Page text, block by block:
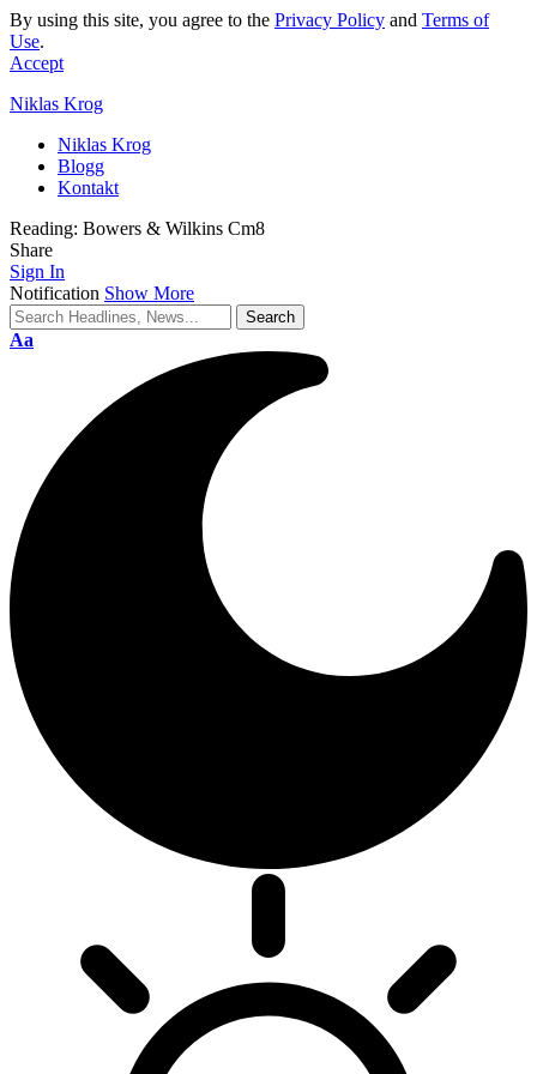
By using this site, you agree to the Privacy Policy and Terms of
Use.
Accept
Niklas Krog
Niklas Krog
Blogg
Kontakt
Reading: Bowers & Wilkins Cm8
Share
Sign In
Notification Show More
Font
Aa